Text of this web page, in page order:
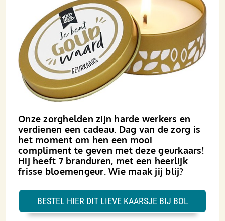
Onze zorghelden zijn harde werkers en
verdienen een cadeau. Dag van de zorg is
het moment om hen een mooi
compliment te geven met deze geurkaars!
Hij heeft 7 branduren, met een heerlijk
frisse bloemengeur. Wie maak jij blij?
BESTEL HIER DIT LIEVE KAARSJE BIJ BOL